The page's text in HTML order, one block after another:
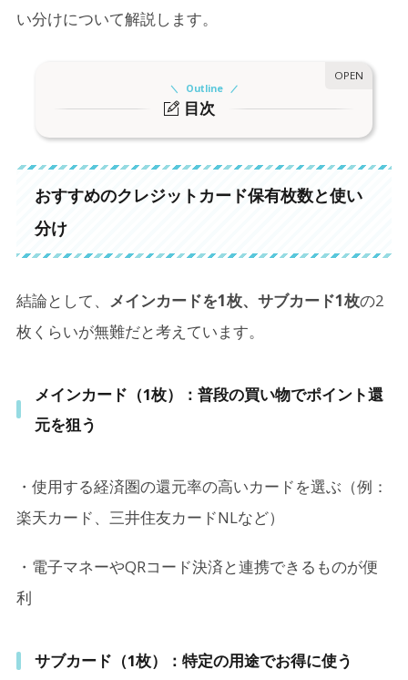
い分けについて解説します。
目次
Outline
2. クレジットカードの持ちすぎ？使わないカードは
解約すべき？
2-1. 1）使わないクレジットカードを解約すべき理由
2）使わないカードを持ち続けるメリット
2-3. 3） 解約すべきカード・持ち続けるべきカードの
4）クレジットカードの整理方法
3. まとめ：使わないクレジットカードは「条件次
おすすめのクレジットカード保有枚数と使い
分け
結論として、 メインカードを1枚、サブカード1枚の2
枚くらいが無難だと考えています。
メインカード（1枚）：普段の買い物でポイント還
元を狙う
・使用する経済圏の還元率の高いカードを選ぶ（例：
楽天カード、三井住友カードNLなど）
・電子マネーやQRコード決済と連携できるものが便
利
サブカード（1枚）：特定の用途でお得に使う